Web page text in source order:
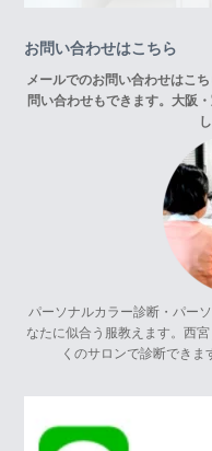
お問い合わせはこちら
メールでのお問い合わせはこ
問い合わせもできます。 大阪
パーソナルカラー診断・パー
なたに似合う服教えます。西
くのサロンで診断できま